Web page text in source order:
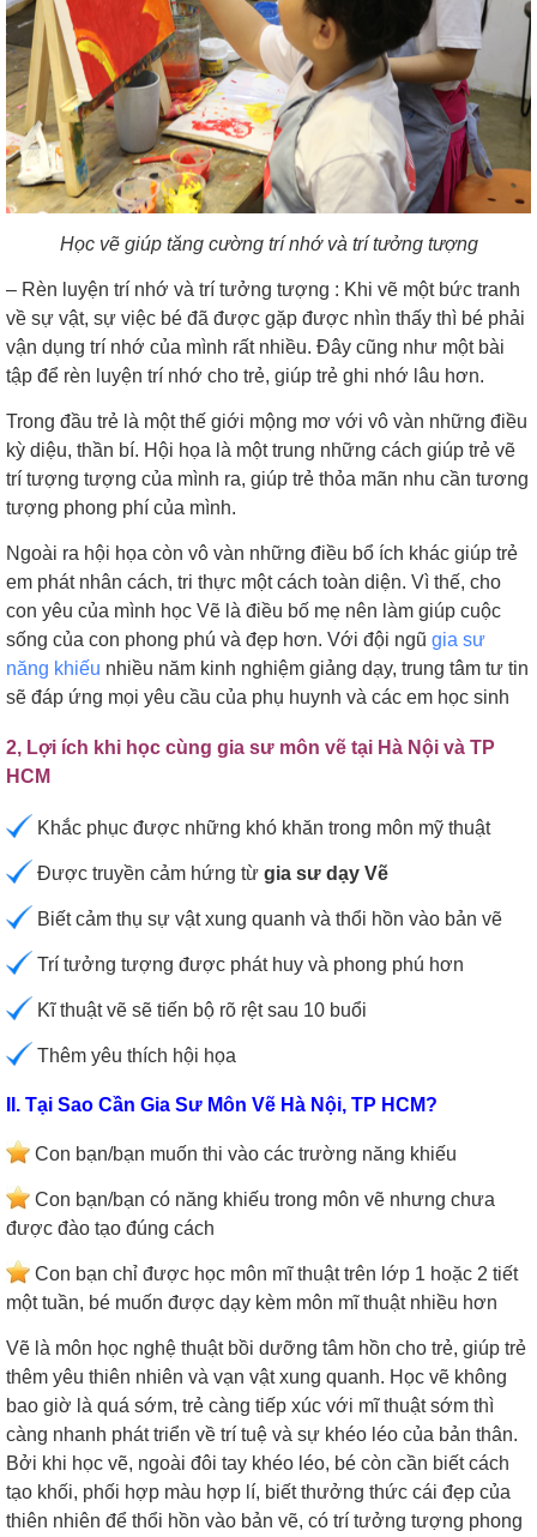
Học vẽ giúp tăng cường trí nhớ và trí tưởng tượng
– Rèn luyện trí nhớ và trí tưởng tượng : Khi vẽ một bức tranh
về sự vật, sự việc bé đã được gặp được nhìn thấy thì bé phải
vận dụng trí nhớ của mình rất nhiều. Đây cũng như một bài
tập để rèn luyện trí nhớ cho trẻ, giúp trẻ ghi nhớ lâu hơn.
Trong đầu trẻ là một thế giới mộng mơ với vô vàn những điều
kỳ diệu, thần bí. Hội họa là một trung những cách giúp trẻ vẽ
trí tượng tượng của mình ra, giúp trẻ thỏa mãn nhu cần tương
tượng phong phí của mình.
Ngoài ra hội họa còn vô vàn những điều bổ ích khác giúp trẻ
em phát nhân cách, tri thực một cách toàn diện. Vì thế, cho
con yêu của mình học Vẽ là điều bố mẹ nên làm giúp cuộc
sống của con phong phú và đẹp hơn. Với đội ngũ gia sư
năng khiếu nhiều năm kinh nghiệm giảng dạy, trung tâm tư tin
sẽ đáp ứng mọi yêu cầu của phụ huynh và các em học sinh
2, Lợi ích khi học cùng gia sư môn vẽ tại Hà Nội và TP
HCM
Khắc phục được những khó khăn trong môn mỹ thuật
Được truyền cảm hứng từ gia sư dạy Vẽ
Biết cảm thụ sự vật xung quanh và thổi hồn vào bản vẽ
Trí tưởng tượng được phát huy và phong phú hơn
Kĩ thuật vẽ sẽ tiến bộ rõ rệt sau 10 buổi
Thêm yêu thích hội họa
II. Tại Sao Cần Gia Sư Môn Vẽ Hà Nội, TP HCM?
Con bạn/bạn muốn thi vào các trường năng khiếu
Con bạn/bạn có năng khiếu trong môn vẽ nhưng chưa
được đào tạo đúng cách
Con bạn chỉ được học môn mĩ thuật trên lớp 1 hoặc 2 tiết
một tuần, bé muốn được dạy kèm môn mĩ thuật nhiều hơn
Vẽ là môn học nghệ thuật bồi dưỡng tâm hồn cho trẻ, giúp trẻ
thêm yêu thiên nhiên và vạn vật xung quanh. Học vẽ không
bao giờ là quá sớm, trẻ càng tiếp xúc với mĩ thuật sớm thì
càng nhanh phát triển về trí tuệ và sự khéo léo của bản thân.
Bởi khi học vẽ, ngoài đôi tay khéo léo, bé còn cần biết cách
tạo khối, phối hợp màu hợp lí, biết thưởng thức cái đẹp của
thiên nhiên để thổi hồn vào bản vẽ, có trí tưởng tượng phong